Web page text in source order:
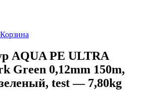
Корзина
AQUA PE ULTRA
Green 0,12mm 150m,
test — 7,80kg